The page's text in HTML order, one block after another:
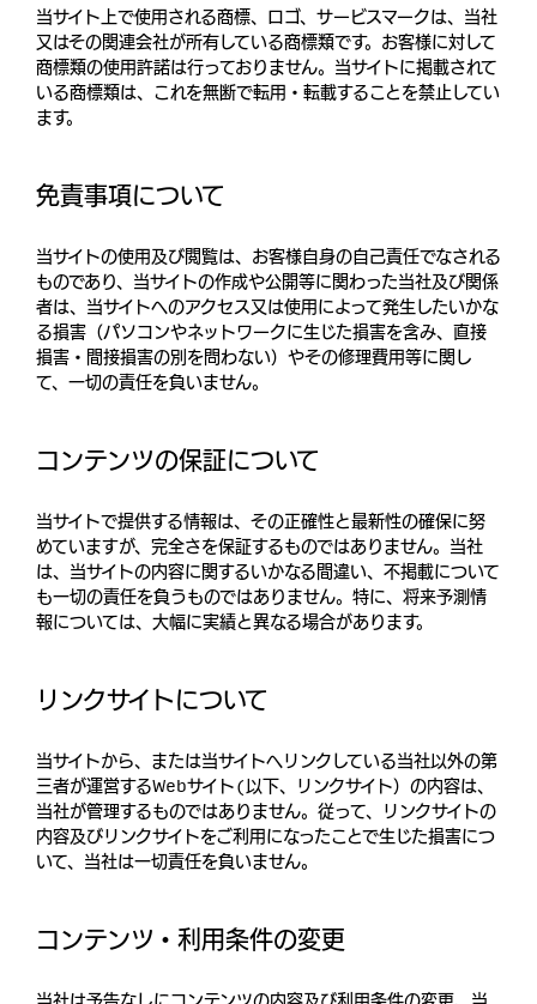
当サイト上で使用される商標、ロゴ、サービスマークは、当社
又はその関連会社が所有している商標類です。お客様に対して
商標類の使用許諾は行っておりません。当サイトに掲載されて
いる商標類は、これを無断で転用・転載することを禁止してい
ます。
免責事項について
当サイトの使用及び閲覧は、お客様自身の自己責任でなされる
ものであり、当サイトの作成や公開等に関わった当社及び関係
者は、当サイトへのアクセス又は使用によって発生したいかな
る損害（パソコンやネットワークに生じた損害を含み、直接
損害・間接損害の別を問わない）やその修理費用等に関し
て、一切の責任を負いません。
コンテンツの保証について
当サイトで提供する情報は、その正確性と最新性の確保に努
めていますが、完全さを保証するものではありません。当社
は、当サイトの内容に関するいかなる間違い、不掲載について
も一切の責任を負うものではありません。特に、将来予測情
報については、大幅に実績と異なる場合があります。
リンクサイトについて
当サイトから、または当サイトへリンクしている当社以外の第
三者が運営するWebサイト(以下、リンクサイト）の内容は、
当社が管理するものではありません。従って、リンクサイトの
内容及びリンクサイトをご利用になったことで生じた損害につ
いて、当社は一切責任を負いません。
コンテンツ・利用条件の変更